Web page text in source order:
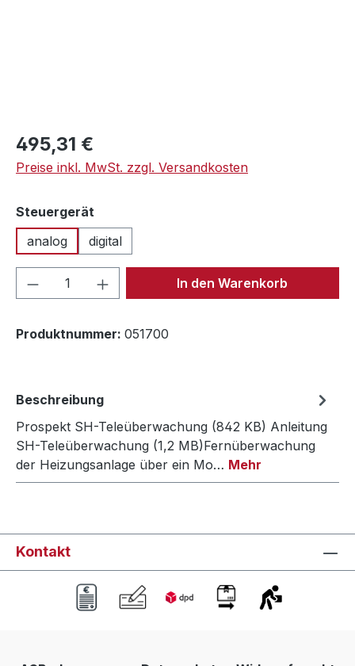
Regulärer Preis:
495,31 €
Preise inkl. MwSt. zzgl. Versandkosten
Steuergerät
analog
digital
Produkt Anzahl: Gib denIn den Warenkorb
Produktnummer: 051700
Beschreibung
Prospekt SH-Teleüberwachung (842 KB) Anleitung
SH-Teleüberwachung (1,2 MB)Fernüberwachung
der Heizungsanlage über ein Mo… Mehr
Kontakt